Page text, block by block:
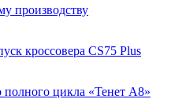
производству
кроссовера CS75 Plus
цикла «Тенет A8»